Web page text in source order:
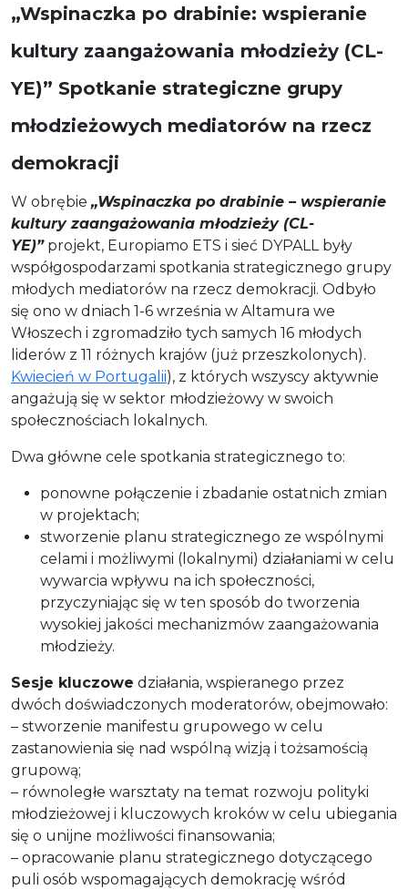
„Wspinaczka po drabinie: wspieranie
kultury zaangażowania młodzieży (CL-
YE)” Spotkanie strategiczne grupy
młodzieżowych mediatorów na rzecz
demokracji
W obrębie „Wspinaczka po drabinie – wspieranie
kultury zaangażowania młodzieży (CL-
YE)”projekt, Europiamo ETS i sieć DYPALL były
współgospodarzami spotkania strategicznego grupy
młodych mediatorów na rzecz demokracji. Odbyło
się ono w dniach 1-6 września w Altamura we
Włoszech i zgromadziło tych samych 16 młodych
liderów z 11 różnych krajów (już przeszkolonych).
Kwiecień w Portugalii), z których wszyscy aktywnie
angażują się w sektor młodzieżowy w swoich
społecznościach lokalnych.
Dwa główne cele spotkania strategicznego to:
ponowne połączenie i zbadanie ostatnich zmian
w projektach;
stworzenie planu strategicznego ze wspólnymi
celami i możliwymi (lokalnymi) działaniami w celu
wywarcia wpływu na ich społeczności,
przyczyniając się w ten sposób do tworzenia
wysokiej jakości mechanizmów zaangażowania
młodzieży.
Sesje kluczowe działania, wspieranego przez
dwóch doświadczonych moderatorów, obejmowało:
– stworzenie manifestu grupowego w celu
zastanowienia się nad wspólną wizją i tożsamością
grupową;
– równoległe warsztaty na temat rozwoju polityki
młodzieżowej i kluczowych kroków w celu ubiegania
się o unijne możliwości finansowania;
– opracowanie planu strategicznego dotyczącego
puli osób wspomagających demokrację wśród